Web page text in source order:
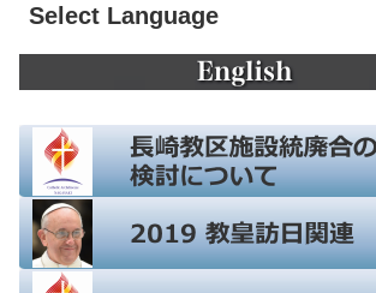
Select Language